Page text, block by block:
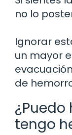
no lo
Ignorar
un mayor
de
¿Puedo
tengo